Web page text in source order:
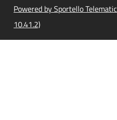
Powered by Sportello
10.41.2)